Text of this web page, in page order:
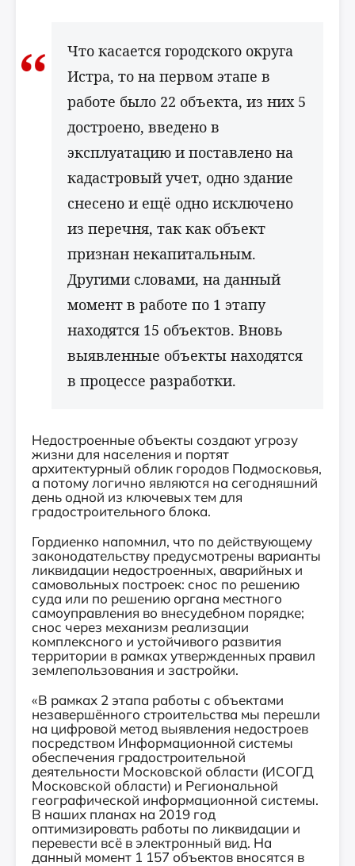
Что касается городского округа
Истра, то на первом этапе в
работе было 22 объекта, из них 5
достроено, введено в
эксплуатацию и поставлено на
кадастровый учет, одно здание
снесено и ещё одно исключено
из перечня, так как объект
признан некапитальным.
Другими словами, на данный
момент в работе по 1 этапу
находятся 15 объектов. Вновь
выявленные объекты находятся
в процессе разработки.
Недостроенные объекты создают угрозу
жизни для населения и портят
архитектурный облик городов Подмосковья,
а потому логично являются на сегодняшний
день одной из ключевых тем для
градостроительного блока.
Гордиенко напомнил, что по действующему
законодательству предусмотрены варианты
ликвидации недостроенных, аварийных и
самовольных построек: снос по решению
суда или по решению органа местного
самоуправления во внесудебном порядке;
снос через механизм реализации
комплексного и устойчивого развития
территории в рамках утвержденных правил
землепользования и застройки.
«В рамках 2 этапа работы с объектами
незавершённого строительства мы перешли
на цифровой метод выявления недостроев
посредством Информационной системы
обеспечения градостроительной
деятельности Московской области (ИСОГД
Московской области) и Региональной
географической информационной системы.
В наших планах на 2019 год
оптимизировать работы по ликвидации и
перевести всё в электронный вид. На
данный момент 1 157 объектов вносятся в